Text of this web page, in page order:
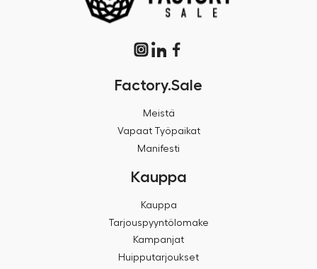
Factory.Sale
Meistä
Vapaat Työpaikat
Manifesti
Kauppa
Kauppa
Tarjouspyyntölomake
Kampanjat
Huipputarjoukset